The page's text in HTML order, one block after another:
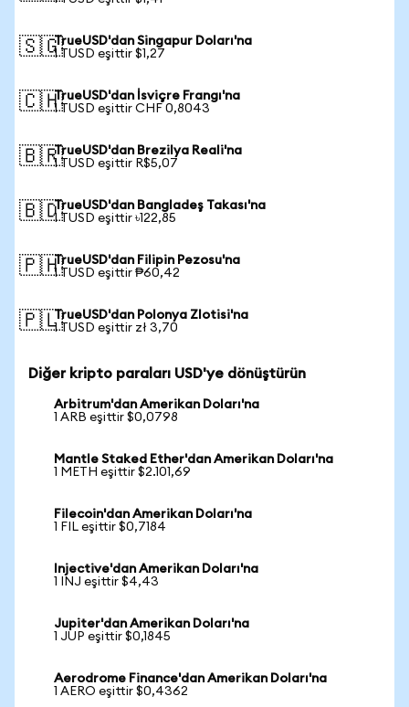
🇸🇬TrueUSD'dan Singapur Doları'na
1 TUSD eşittir $1,27
🇨🇭TrueUSD'dan İsviçre Frangı'na
1 TUSD eşittir CHF 0,8043
🇧🇷TrueUSD'dan Brezilya Reali'na
1 TUSD eşittir R$5,07
🇧🇩TrueUSD'dan Bangladeş Takası'na
1 TUSD eşittir ৳122,85
🇵🇭TrueUSD'dan Filipin Pezosu'na
1 TUSD eşittir ₱60,42
🇵🇱TrueUSD'dan Polonya Zlotisi'na
1 TUSD eşittir zł 3,70
Diğer kripto paraları USD'ye dönüştürün
Arbitrum'dan Amerikan Doları'na
1 ARB eşittir $0,0798
Mantle Staked Ether'dan Amerikan Doları'na
1 METH eşittir $2.101,69
Filecoin'dan Amerikan Doları'na
1 FIL eşittir $0,7184
Injective'dan Amerikan Doları'na
1 INJ eşittir $4,43
Jupiter'dan Amerikan Doları'na
1 JUP eşittir $0,1845
Aerodrome Finance'dan Amerikan Doları'na
1 AERO eşittir $0,4362